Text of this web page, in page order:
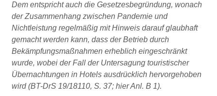
Dem entspricht auch die Gesetzesbegründung, wonach
der Zusammenhang zwischen Pandemie und
Nichtleistung regelmäßig mit Hinweis darauf glaubhaft
gemacht werden kann, dass der Betrieb durch
Bekämpfungsmaßnahmen erheblich eingeschränkt
wurde, wobei der Fall der Untersagung touristischer
Übernachtungen in Hotels ausdrücklich hervorgehoben
wird (BT-DrS 19/18110, S. 37; hier Anl. B 1).